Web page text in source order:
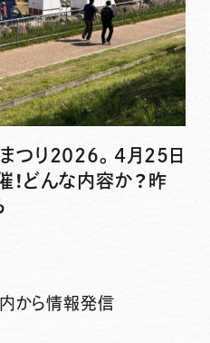
まつり2026。4月25日
催！どんな内容か？昨
から情報発信